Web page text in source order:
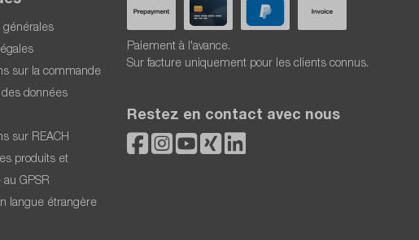
générales
sur la commande
données
sur REACH
produits et
GPSR
langue étrangère
Paiement à l'avance.
Sur facture uniquement pour les clients connus.
Restez en contact avec nous